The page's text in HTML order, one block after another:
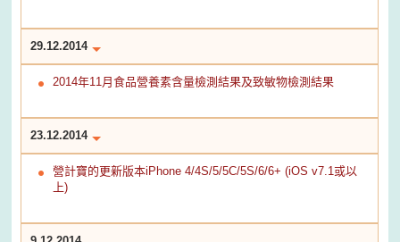
29.12.2014
2014年11月食品營養素含量檢測結果及致敏物檢測結果
23.12.2014
營計寶的更新版本iPhone 4/4S/5/5C/5S/6/6+ (iOS v7.1或以
上)